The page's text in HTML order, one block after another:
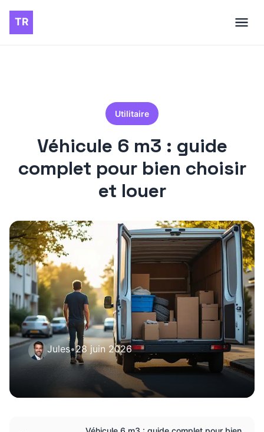
Utilitaire
Véhicule 6 m3 : guide
complet pour bien choisir
et louer
Jules•28 juin 2026